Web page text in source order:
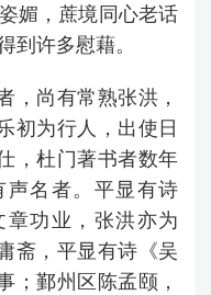
媚，蔗境同心老话
到许多慰藉。
，尚有常熟张洪，
初为行人，出使日
，杜门著书者数年
声名者。平显有诗
章功业，张洪亦为
斋，平显有诗《吴
；鄞州区陈孟颐，